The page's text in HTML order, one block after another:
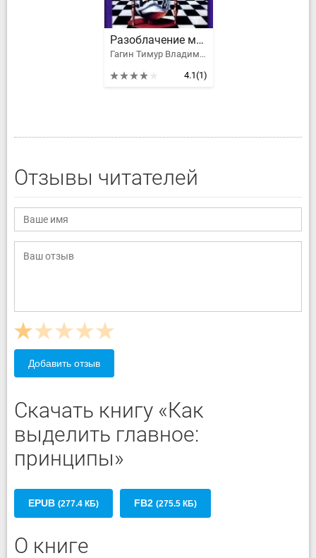
Разоблачение магии, или настольная книга шарлатана
Гагин Тимур Владимирович, Бородина Светлана Сергеевна
4.1(1)
Отзывы читателей
Добавить отзыв
Скачать книгу «Как
выделить главное:
принципы»
EPUB (277.4 КБ) FB2 (275.5 КБ)
О книге